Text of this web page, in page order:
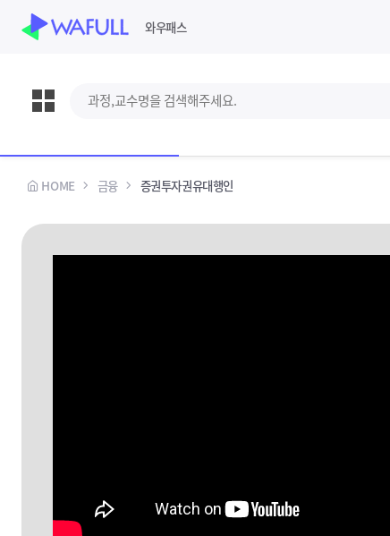
스킵 네비게이션
WASUB 자격증 구독
와우패스
과정,교수명 검색
HOME 금융 증권투자권유대행인
과정정보
수강안내
선택바